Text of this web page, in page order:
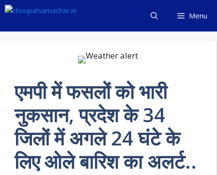
Skip
content
Menu
एमपी में फसलों को भारी
नुकसान, प्रदेश के 34
जिलों में अगले 24 घंटे के
लिए ओले बारिश का अलर्ट..